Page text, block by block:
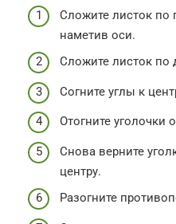
Сложите листок по
наметив оси.
Сложите листок по
Согните углы к
Отогните уголочки
Снова верните
центру.
Разогните